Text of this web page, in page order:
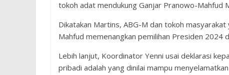
tokoh adat mendukung Ganjar Pranowo-Mahfud
Dikatakan Martins, ABG-M dan tokoh
Mahfud memenangkan pemilihan Presiden 2024
Lebih lanjut, Koordinator Yenni usai deklarasi
pribadi adalah yang dinilai mampu